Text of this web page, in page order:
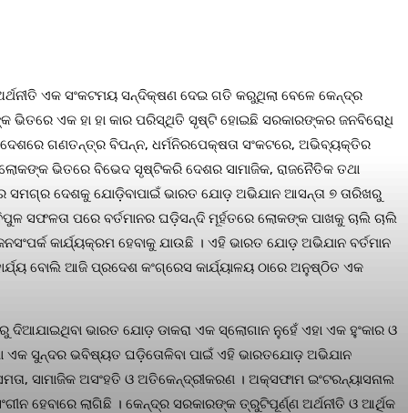
ଏକ ସଂକଟମୟ ସନ୍ଦିକ୍ଷଣ ଦେଇ ଗତି କରୁଥିଲା ବେଳେ କେନ୍ଦ୍ର
ଭିତରେ ଏକ ହା ହା କାର ପରିସ୍ଥିତି ସୃଷ୍ଟି ହୋଇଛି ସରକାରଙ୍କର ଜନବିରୋଧି
ଗଣତନ୍ତ୍ର ବିପନ୍ନ, ଧର୍ମନିରପେକ୍ଷତା ସଂକଟରେ, ଅଭିବ୍ୟକ୍ତିର
ଲୋକଙ୍କ ଭିତରେ ବିଭେଦ ସୃଷ୍ଟିକରି ଦେଶର ସାମାଜିକ, ରାଜନୈତିକ ତଥା
ସମଗ୍ର ଦେଶକୁ ଯୋଡ଼ିବାପାଇଁ ଭାରତ ଯୋଡ଼ ଅଭିଯାନ ଆସନ୍ତା ୭ ତାରିଖରୁ
ସଫଳତା ପରେ ବର୍ତମାନର ଘଡ଼ିସନ୍ଦି ମୂର୍ହତରେ ଲୋକଙ୍କ ପାଖକୁ ଚାଲି ଚାଲି
କାର୍ଯ୍ୟକ୍ରମ ହେବାକୁ ଯାଉଛି । ଏହି ଭାରତ ଯୋଡ଼ ଅଭିଯାନ ବର୍ତମାନ
ବୋଲି ଆଜି ପ୍ରଦେଶ କଂଗ୍ରେସ କାର୍ଯ୍ୟାଳୟ ଠାରେ ଅନୁଷ୍ଠିତ ଏକ
ଭାରତ ଯୋଡ଼ ଡାକରା ଏକ ସ୍ଲୋଗାନ ନୁହେଁ ଏହା ଏକ ହୁଂକାର ଓ
ଏକ ସୁନ୍ଦର ଭବିଷ୍ୟତ ଘଡ଼ିତୋଳିବା ପାଇଁ ଏହି ଭାରତଯୋଡ଼ ଅଭିଯାନ
ସାମାଜିକ ଅସଂହତି ଓ ଅତିକେନ୍ଦ୍ରୀକରଣ । ଅକ୍ସଫାମ ଇଂଟରନ୍ୟାସନାଲ
ହେବାରେ ଲାଗିଛି । କେନ୍ଦ୍ର ସରକାରଙ୍କ ତ୍ରୁଟିପୂର୍ଣ୍ଣ ଅର୍ଥନୀତି ଓ ଆର୍ଥିକ